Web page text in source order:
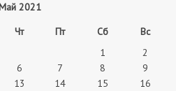
Май 2021
Чт Пт Сб
Вс
1
2
6 7 8
9
13 14 15
16